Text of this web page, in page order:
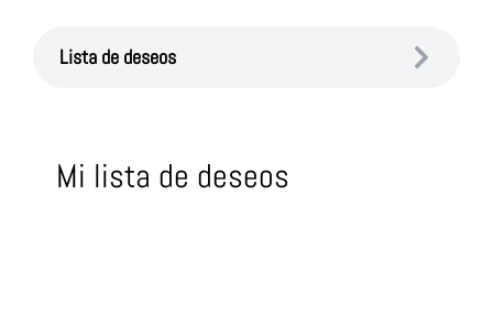
Lista de deseos
Mi lista de deseos